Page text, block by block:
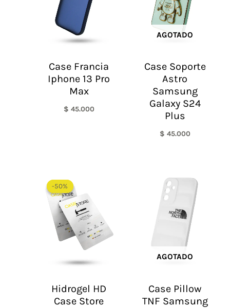
Case Francia
Iphone 13 Pro
Max
$ 45.000
AGOTADO
Case Soporte
Astro
Samsung
Galaxy S24
Plus
$ 45.000
-50%
-50%
Hidrogel HD
Case Store
era:
$ 60.000.
AGOTADO
Case Pillow
TNF Samsung